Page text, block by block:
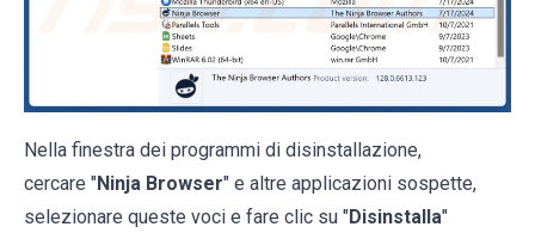
Nella finestra dei programmi di disinstallazione,
cercare "Ninja Browser" e altre applicazioni sospette,
selezionare queste voci e fare clic su "Disinstalla"